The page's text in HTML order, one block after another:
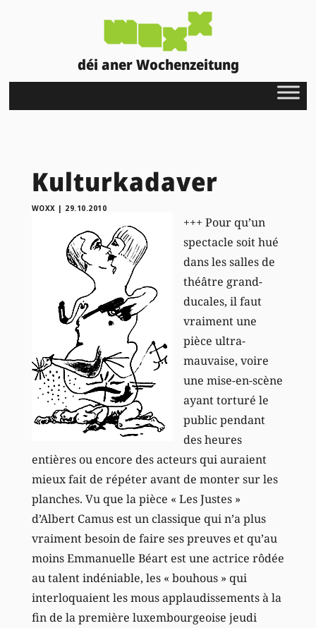
déi aner Wochenzeitung
Kulturkadaver
WOXX | 29.10.2010
+++ Pour qu’un
spectacle soit hué
dans les salles de
théâtre grand-
ducales, il faut
vraiment une
pièce ultra-
mauvaise, voire
une mise-en-scène
ayant torturé le
public pendant
des heures
entières ou encore des acteurs qui auraient
mieux fait de répéter avant de monter sur les
planches. Vu que la pièce « Les Justes »
d’Albert Camus est un classique qui n’a plus
vraiment besoin de faire ses preuves et qu’au
moins Emmanuelle Béart est une actrice rôdée
au talent indéniable, les « bouhous » qui
interloquaient les mous applaudissements à la
fin de la première luxembourgeoise jeudi